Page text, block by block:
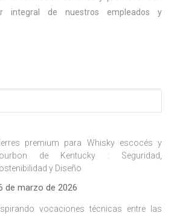
integral de nuestros empleados y
premium para Whisky escocés y
de Kentucky : Seguridad,
y Diseño
de marzo de 2026
vocaciones técnicas entre las